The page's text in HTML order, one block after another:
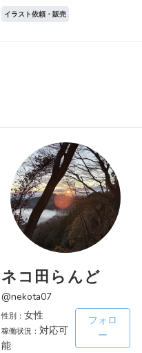
イラスト依頼・販売
ネコ田らんど
@nekota07
性別： 女性
稼働状況： 対応可
能
フォロ
ー